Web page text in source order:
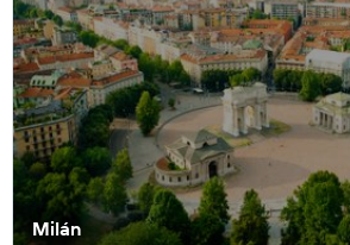
Milán